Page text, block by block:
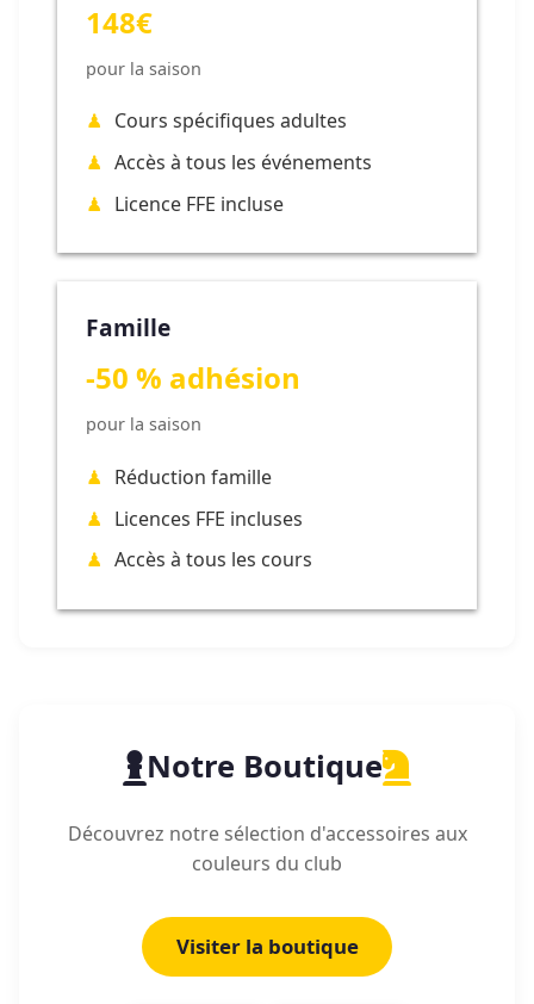
148€
pour la saison
Cours spécifiques adultes
Accès à tous les événements
Licence FFE incluse
Famille
-50 % adhésion
pour la saison
Réduction famille
Licences FFE incluses
Accès à tous les cours
Notre Boutique
Découvrez notre sélection d'accessoires aux
couleurs du club
Visiter la boutique